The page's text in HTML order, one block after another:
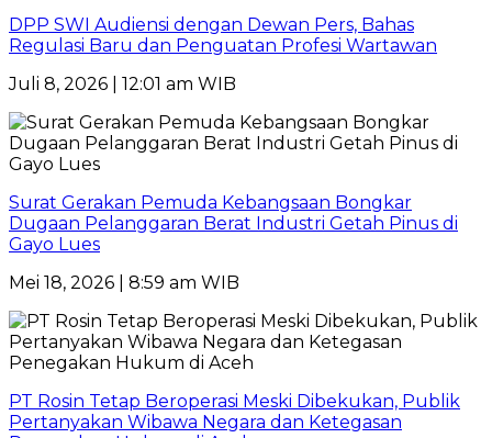
DPP SWI Audiensi dengan Dewan Pers, Bahas
Regulasi Baru dan Penguatan Profesi Wartawan
Juli 8, 2026 | 12:01 am WIB
Surat Gerakan Pemuda Kebangsaan Bongkar
Dugaan Pelanggaran Berat Industri Getah Pinus di
Gayo Lues
Mei 18, 2026 | 8:59 am WIB
PT Rosin Tetap Beroperasi Meski Dibekukan, Publik
Pertanyakan Wibawa Negara dan Ketegasan